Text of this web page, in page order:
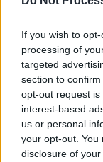
If you wish to
processing of
targeted
section to
opt-out request
interest-based
us or personal
your opt-out. You
disclosure of
Ο πρίγκιπας
από τον
2021